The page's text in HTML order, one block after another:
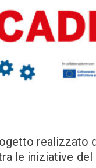
realizzato
le iniziative del